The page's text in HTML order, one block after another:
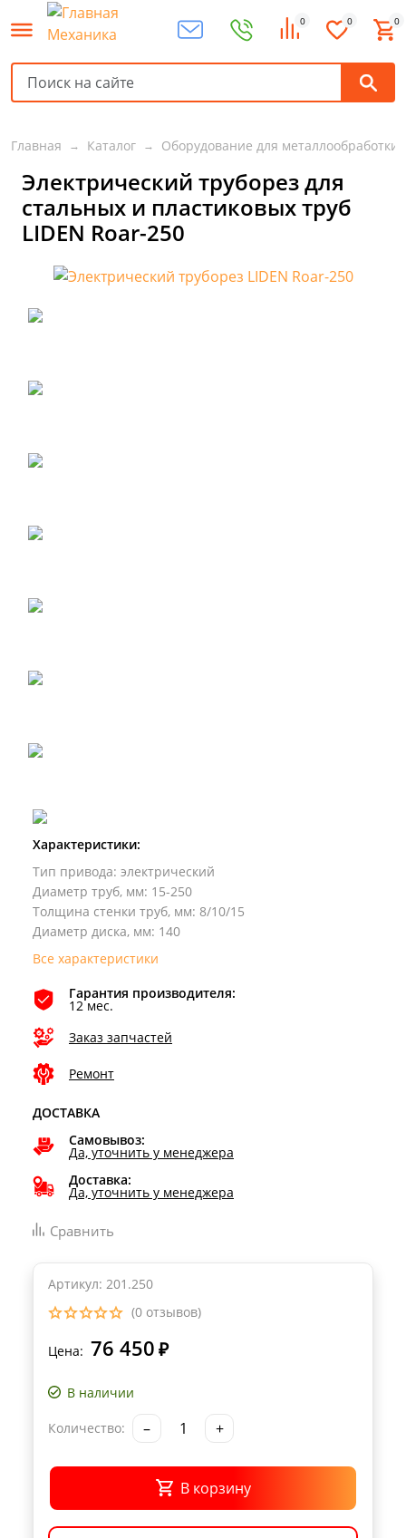
0 0 0
Главная Каталог Оборудование для металлообработки
Электрический труборез для
стальных и пластиковых труб
LIDEN Roar-250
Характеристики:
Тип привода: электрический
Диаметр труб, мм: 15-250
Толщина стенки труб, мм: 8/10/15
Диаметр диска, мм: 140
Все характеристики
Гарантия производителя:
12 мес.
Заказ запчастей
Ремонт
ДОСТАВКА
Самовывоз:
Да, уточнить у менеджера
Доставка:
Да, уточнить у менеджера
Сравнить
Артикул: 201.250
(0 отзывов)
Цена: 76 450 ₽
В наличии
Количество: – +
В корзину